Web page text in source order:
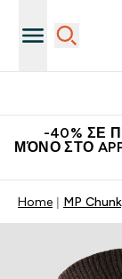
-40% ΣΕ
ΜΌΝΟ ΣΤΟ
Home MP